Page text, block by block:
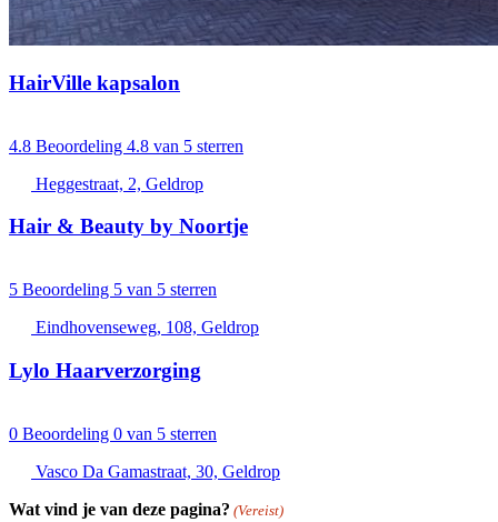
HairVille kapsalon
4.8 Beoordeling 4.8 van 5 sterren
Heggestraat, 2, Geldrop
Hair & Beauty by Noortje
5 Beoordeling 5 van 5 sterren
Eindhovenseweg, 108, Geldrop
Lylo Haarverzorging
0 Beoordeling 0 van 5 sterren
Vasco Da Gamastraat, 30, Geldrop
Wat vind je van deze pagina? (Vereist)